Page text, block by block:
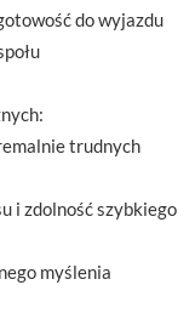
do wyjazdu
trudnych
i zdolność szybkiego
myślenia